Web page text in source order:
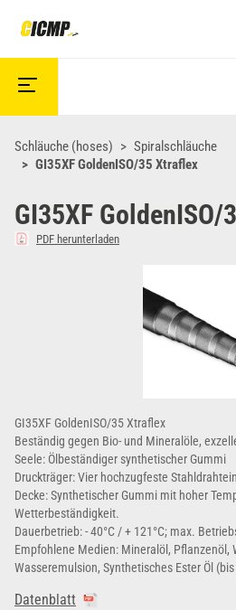
Schläuche (hoses)
Spiralschläuche
GI35XF GoldenISO/35 Xtraflex
GI35XF GoldenISO/
PDF herunterladen
GI35XF GoldenISO/35 Xtraflex
Beständig gegen Bio- und Mineralöle,
Seele: Ölbeständiger synthetischer Gummi
Druckträger: Vier hochzugfeste
Decke: Synthetischer Gummi mit hoher
Wetterbeständigkeit.
Dauerbetrieb: - 40°C / + 121°C; max.
Empfohlene Medien: Mineralöl, Pflanzenöl,
Wasseremulsion, Synthetisches Ester Öl
Datenblatt